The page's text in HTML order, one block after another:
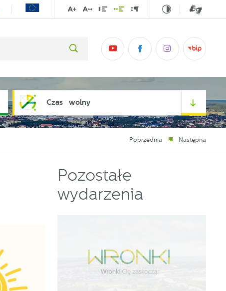
Czas wolny
Poprzednia Następna
Pozostałe
wydarzenia